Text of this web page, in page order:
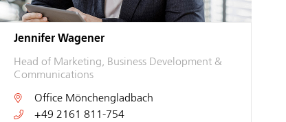
Jennifer Wagener
Head of Marketing, Business Development &
Communications
Office Mönchengladbach
+49 2161 811-754